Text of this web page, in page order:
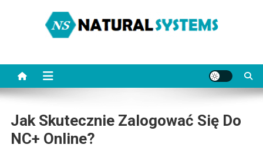
Jak Skutecznie Zalogować Się Do
NC+ Online?